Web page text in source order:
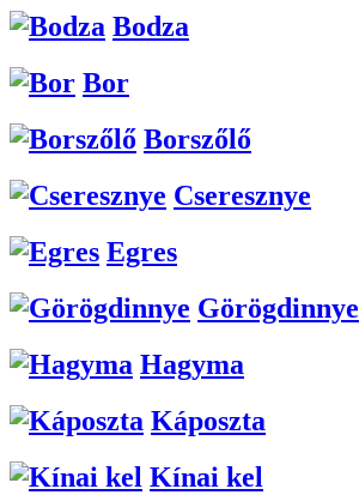
Bodza
Bor
Borszőlő
Cseresznye
Egres
Görögdinnye
Hagyma
Káposzta
Kínai kel